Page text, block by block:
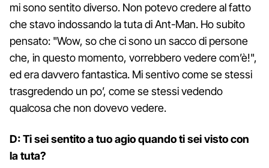
mi sono sentito diverso. Non potevo credere al fatto
che stavo indossando la tuta di Ant-Man. Ho subito
pensato: "Wow, so che ci sono un sacco di persone
che, in questo momento, vorrebbero vedere com’è!",
ed era davvero fantastica. Mi sentivo come se stessi
trasgredendo un po’, come se stessi vedendo
qualcosa che non dovevo vedere.
D: Ti sei sentito a tuo agio quando ti sei visto con
la tuta?